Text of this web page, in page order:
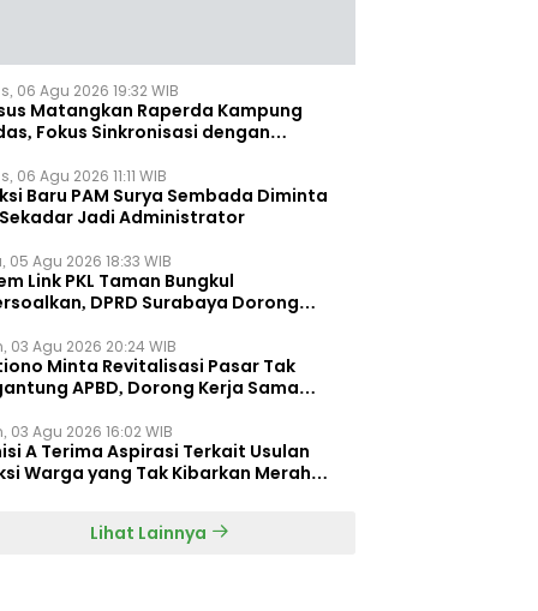
06 Agu 2026 19:32 WIB
Matangkan Raperda Kampung
Fokus Sinkronisasi dengan
06 Agu 2026 11:11 WIB
Baru PAM Surya Sembada Diminta
Jadi Administrator
05 Agu 2026 18:33 WIB
Link PKL Taman Bungkul
DPRD Surabaya Dorong
03 Agu 2026 20:24 WIB
Minta Revitalisasi Pasar Tak
APBD, Dorong Kerja Sama
03 Agu 2026 16:02 WIB
A Terima Aspirasi Terkait Usulan
Warga yang Tak Kibarkan Merah
Lihat Lainnya